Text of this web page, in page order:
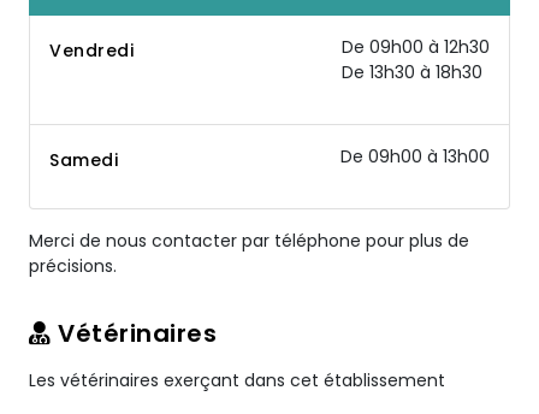
Vendredi
De 09h00 à 12h30
De 13h30 à 18h30
Samedi De 09h00 à 13h00
Merci de nous contacter par téléphone pour plus de
précisions.
Vétérinaires
Les vétérinaires exerçant dans cet établissement